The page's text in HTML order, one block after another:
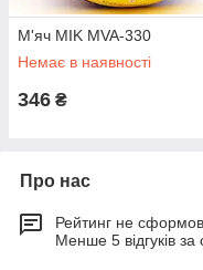
М'яч MIK MVA-330
Немає в наявності
346 ₴
Про нас
Рейтинг не
Менше 5 відгуків за